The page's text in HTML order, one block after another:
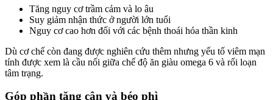
Tăng nguy cơ trầm cảm và lo âu
Suy giảm nhận thức ở người lớn tuổi
Nguy cơ cao hơn đối với các bệnh thoái hóa thần kinh
Dù cơ chế còn đang được nghiên cứu thêm nhưng yếu tố viêm mạn
tính được xem là cầu nối giữa chế độ ăn giàu omega 6 và rối loạn
tâm trạng.
Góp phần tăng cân và béo phì